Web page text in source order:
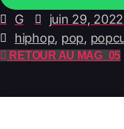
G juin 29, 2022
hiphop, pop,
RETOUR AU MAG_05